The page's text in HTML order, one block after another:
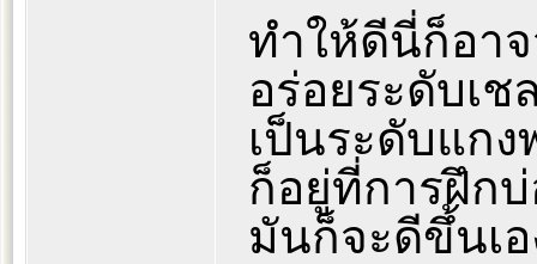
ทำให้ดีนี่ก็อา
อร่อยระดับเ
เป็นระดับแก
ก็อยู่ที่การฝึก
มันก็จะดีขึ้นเ